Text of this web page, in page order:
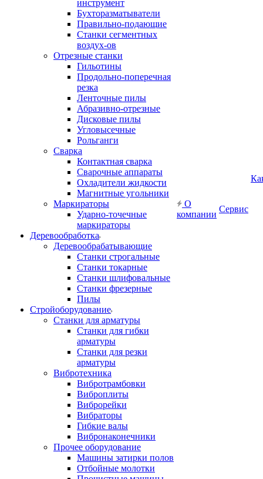
инструмент
Бухторазматыватели
Правильно-подающие
Станки сегментных
воздух-ов
Отрезные станки
Гильотины
Продольно-поперечная
резка
Ленточные пилы
Абразивно-отрезные
Дисковые пилы
Угловысечные
Рольганги
Сварка
Контактная сварка
Сварочные аппараты
Охладители жидкости
Магнитные угольники
Маркираторы
Ударно-точечные
маркираторы
Деревообработка
Деревообрабатывающие
Станки строгальные
Станки токарные
Станки шлифовальные
Станки фрезерные
Пилы
Стройоборудование
Станки для арматуры
Станки для гибки
арматуры
Станки для резки
арматуры
Вибротехника
Вибротрамбовки
Виброплиты
Виброрейки
Вибраторы
Гибкие валы
Вибронаконечники
Прочее оборудование
Машины затирки полов
Отбойные молотки
О
компании
Сервис